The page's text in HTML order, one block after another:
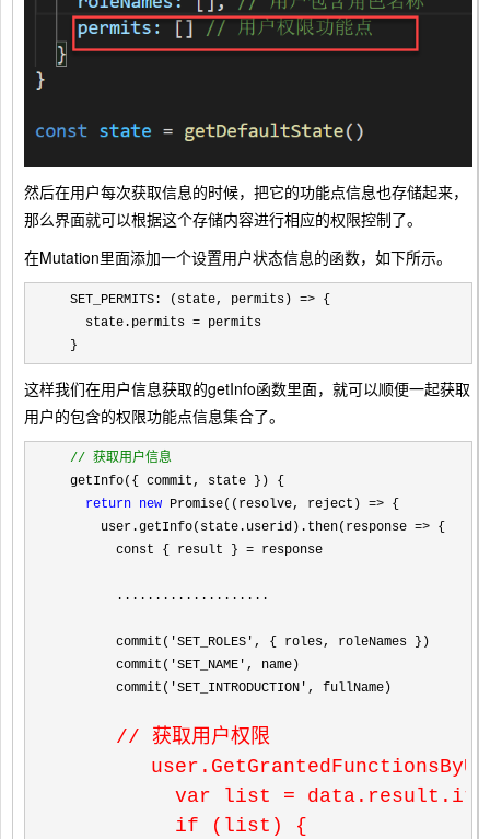
然后在用户每次获取信息的时候，把它的功能点信息也存储起来，
那么界面就可以根据这个存储内容进行相应的权限控制了。
在Mutation里面添加一个设置用户状态信息的函数，如下所示。
  SET_PERMITS: (state, permits) =>
{
    state.permits
= permits
  }
这样我们在用户信息获取的getInfo函数里面，就可以顺便一起获取
用户的包含的权限功能点信息集合了。
// 获取用户信息
  getInfo({ commit, state }) {
return new Promise((resolve, reject) => {
      user.getInfo(state.userid).then(response
=> {
        const { result }
= response
        ....................
        commit(
'SET_ROLES' , { roles, roleNames })
        commit(
'SET_NAME' , name)
        commit(
'SET_INTRODUCTION' , fullName)
// 获取用户权限
var list =
          if (list) {